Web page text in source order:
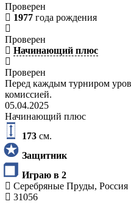
Проверен
1977 года рождения
Проверен
Начинающий плюс
Проверен
Перед каждым турниром
комиссией.
05.04.2025
Начинающий плюс
173 см.
Защитник
Играю в 2
Серебряные Пруды, Россия
31056